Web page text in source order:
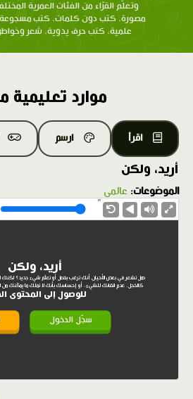
وتعلّم القرّاء من الفئات العمرية
مصورة، كتب دون كلمات، كتب
علمية، كتب حرف يدوية، شعر
موارد تعليمية
اقرأ ارسم
أريد، ولكن
الموضوعات: عالمي
أريد، ولكن
هل تشعر في بعض الأحيان أنك ترغب بفعل أو تعلّم شيء جديد؟ لكنك
كالخجل، عدم اتقانك للشيء، أو إحساسك بأنك لا تملك ما يمكّنك من
للوصول إلى المحتوى
سجّل الدخول